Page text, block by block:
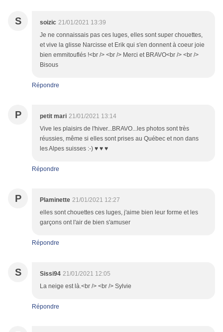
S soizic 21/01/2021 13:39
Je ne connaissais pas ces luges, elles sont super chouettes,
et vive la glisse Narcisse et Erik qui s'en donnent à coeur joie
bien emmitouflés !<br /> <br /> Merci et BRAVO<br /> <br />
Bisous
Répondre
P petit mari 21/01/2021 13:14
Vive les plaisirs de l'hiver...BRAVO...les photos sont très
réussies, même si elles sont prises au Québec et non dans
les Alpes suisses :-) ♥ ♥ ♥
Répondre
P Plaminette 21/01/2021 12:27
elles sont chouettes ces luges, j'aime bien leur forme et les
garçons ont l'air de bien s'amuser
Répondre
S Sissi94 21/01/2021 12:05
La neige est là.<br /> <br /> Sylvie
Répondre